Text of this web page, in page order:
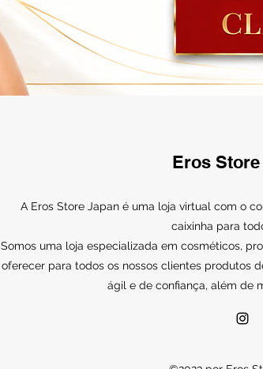
Eros
A Eros Store Japan é uma loja virtual com o
caixinha para
Somos uma loja especializada em cosméticos,
oferecer para todos os nossos clientes produtos
ágil e de confiança, além de